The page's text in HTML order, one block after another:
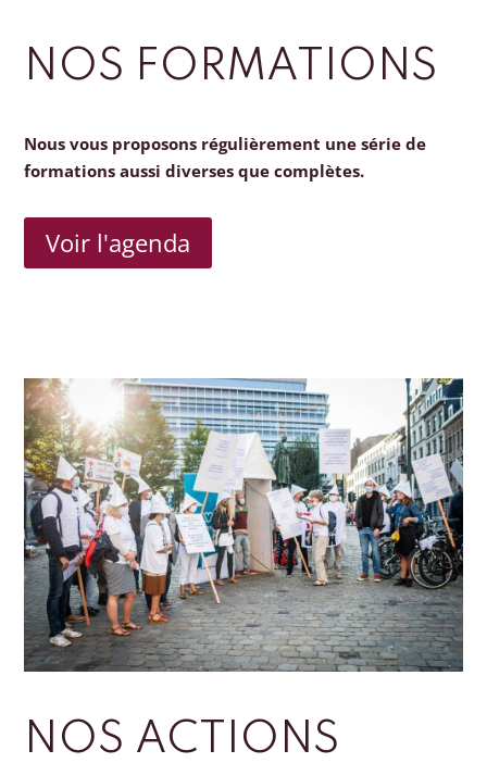
NOS FORMATIONS
Nous vous proposons régulièrement une série de
formations aussi diverses que complètes.
Voir l'agenda
NOS ACTIONS